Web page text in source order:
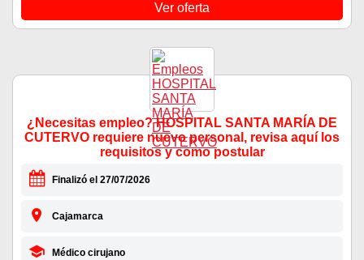
Ver oferta
¿Necesitas empleo? HOSPITAL SANTA MARÍA DE
CUTERVO requiere nuevo personal, revisa aquí los
requisitos y como postular
Finalizó el 27/07/2026
Cajamarca
Médico cirujano